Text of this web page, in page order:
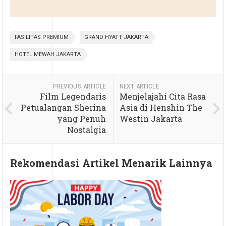
FASILITAS PREMIUM GRAND HYATT JAKARTA
HOTEL MEWAH JAKARTA
PREVIOUS ARTICLE
Film Legendaris
Petualangan Sherina
yang Penuh
Nostalgia
NEXT ARTICLE
Menjelajahi Cita Rasa
Asia di Henshin The
Westin Jakarta
Rekomendasi Artikel Menarik Lainnya